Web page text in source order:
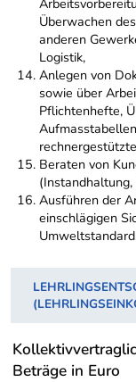
Überwachen
anderen
Logistik,
Anlegen von
sowie über
Pflichtenhefte,
Beraten von
Ausführen der
einschlägigen
Beträge in Euro